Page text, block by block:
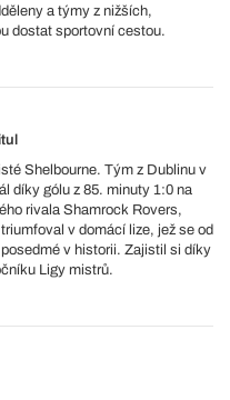
a týmy z nižších,
dostat sportovní cestou.
Shelbourne. Tým z Dublinu v
díky gólu z 85. minuty 1:0 na
rivala Shamrock Rovers,
v domácí lize, jež se od
v historii. Zajistil si díky
Ligy mistrů.